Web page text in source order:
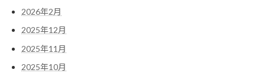
2026年2月
2025年12月
2025年11月
2025年10月